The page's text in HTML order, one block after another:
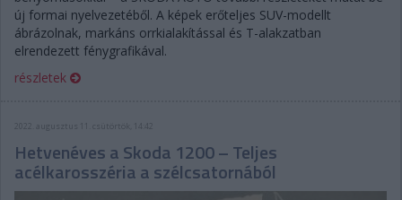
új formai nyelvezetéből. A képek erőteljes SUV-modellt
ábrázolnak, markáns orrkialakítással és T-alakzatban
elrendezett fénygrafikával.
részletek
2022. augusztus 11. csütörtök, 14:42
Hetvenéves a Skoda 1200 – Teljes
acélkarosszéria a szélcsatornából